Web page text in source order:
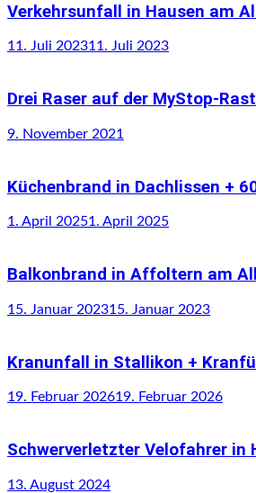
Verkehrsunfall in Hausen am
11. Juli 202311. Juli 2023
Drei Raser auf der MyStop-
9. November 2021
Küchenbrand in Dachlissen +
1. April 20251. April 2025
Balkonbrand in Affoltern am
15. Januar 202315. Januar 2023
Kranunfall in Stallikon +
19. Februar 202619. Februar 2026
Schwerverletzter Velofahrer in
13. August 2024